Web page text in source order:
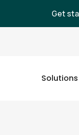
Get
Solutions